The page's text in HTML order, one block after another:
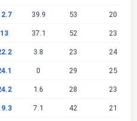
39.9 53 20
13 37.1 52 23
3.8 23 24
0 29 25
1.6 28 23
7.1 42 21